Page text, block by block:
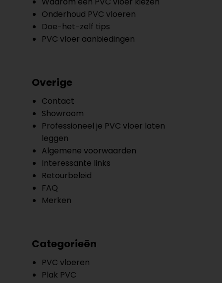
Onderhoud PVC vloeren
Doe-het-zelf tips
PVC vloer aanbiedingen
Overige
Contact
Showroom
Professioneel je PVC vloer laten
leggen
Algemene voorwaarden
Interessante links
Retourbeleid
FAQ
Merken
Categorieën
PVC vloeren
Plak PVC